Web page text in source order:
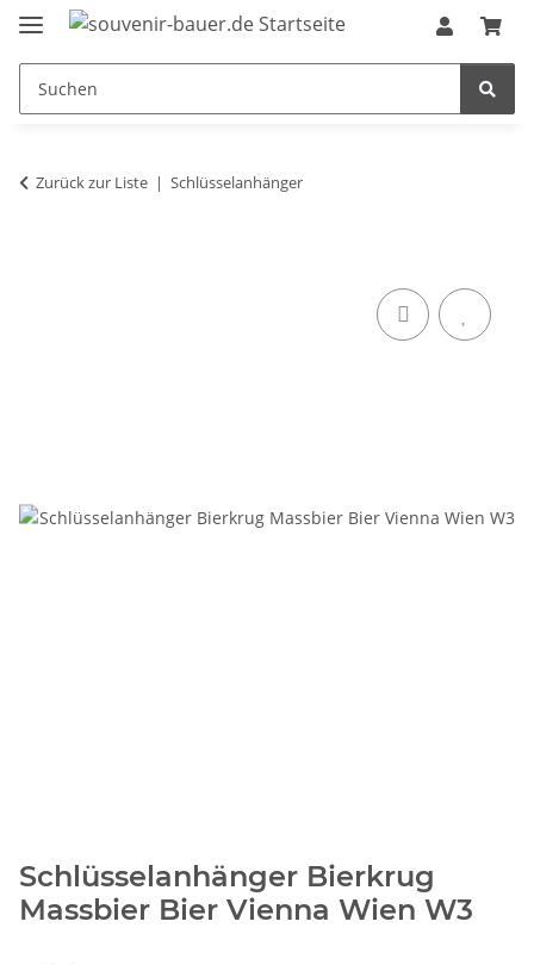
Zurück zur Liste Schlüsselanhänger
Schlüsselanhänger Bierkrug
Massbier Bier Vienna Wien W3